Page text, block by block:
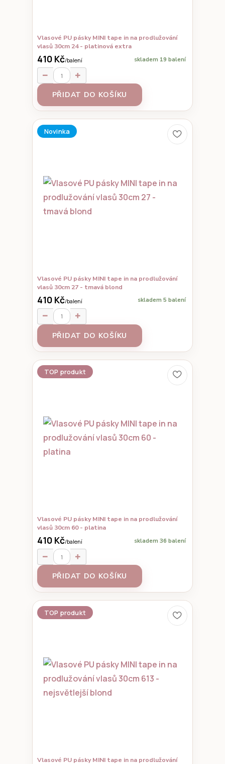
Vlasové PU pásky MINI tape in na prodlužování
vlasů 30cm 24 - platinová extra
410 Kč/balení skladem 19 balení
PŘIDAT DO KOŠÍKU
Novinka
Vlasové PU pásky MINI tape in na prodlužování
vlasů 30cm 27 - tmavá blond
410 Kč/balení skladem 5 balení
PŘIDAT DO KOŠÍKU
TOP produkt
Vlasové PU pásky MINI tape in na prodlužování
vlasů 30cm 60 - platina
410 Kč/balení skladem 36 balení
PŘIDAT DO KOŠÍKU
TOP produkt
Vlasové PU pásky MINI tape in na prodlužování